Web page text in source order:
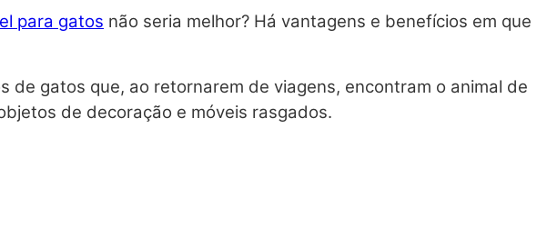
para gatos não seria melhor? Há vantagens e benefícios em que
gatos que, ao retornarem de viagens, encontram o animal de
de decoração e móveis rasgados.